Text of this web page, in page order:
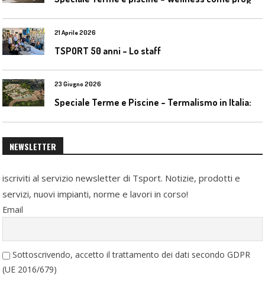
21 Aprile 2026
TSPORT 50 anni – Lo staff
23 Giugno 2026
NEWSLETTER
iscriviti al servizio newsletter di Tsport. Notizie, prodotti e
servizi, nuovi impianti, norme e lavori in corso!
Email
Sottoscrivendo, accetto il trattamento dei dati secondo GDPR
(UE 2016/679)